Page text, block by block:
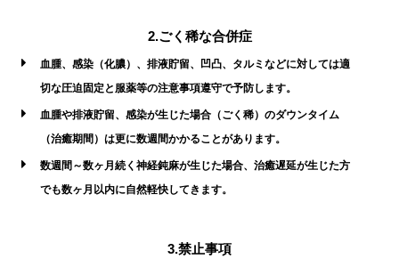
2.ごく稀な合併症
血腫、感染（化膿）、排液貯留、凹凸、タルミなどに対しては適
切な圧迫固定と服薬等の注意事項遵守で予防します。
血腫や排液貯留、感染が生じた場合（ごく稀）のダウンタイム
（治癒期間）は更に数週間かかることがあります。
数週間～数ヶ月続く神経鈍麻が生じた場合、治癒遅延が生じた方
でも数ヶ月以内に自然軽快してきます。
3.禁止事項